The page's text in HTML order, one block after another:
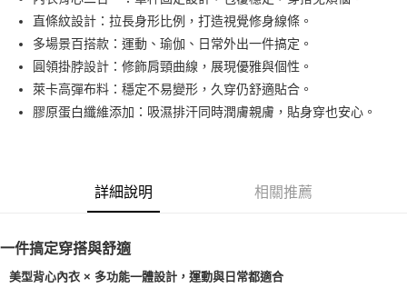
運送方式
一般全家取貨
每筆NT$100
全家超取(2000以上免運)
每筆NT$100，滿NT$2,000(含以上)免運費
7-11超取(2000以上免運)
一般宅配
直條紋設計：拉長身形比例，打造視覺修身線條。
多場景百搭款：運動、瑜伽、日常外出一件搞定。
圓領掛脖設計：修飾肩頸曲線，展現優雅與個性。
萊卡高彈布料：穩定不易變形，久穿仍舒適貼合。
膠原蛋白纖維添加：吸濕排汗同時潤膚親膚，貼身穿也安心。
詳細說明 相關推薦
一件搞定穿搭與舒適
美型背心內衣 × 多功能一體設計，運動與日常都適合